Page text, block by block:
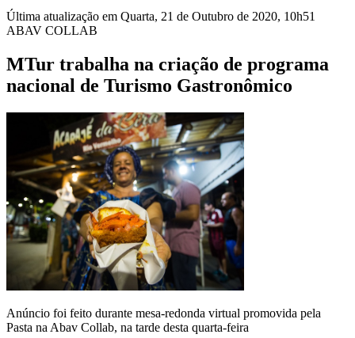
Última atualização em Quarta, 21 de Outubro de 2020, 10h51
ABAV COLLAB
MTur trabalha na criação de programa
nacional de Turismo Gastronômico
Anúncio foi feito durante mesa-redonda virtual promovida pela
Pasta na Abav Collab, na tarde desta quarta-feira